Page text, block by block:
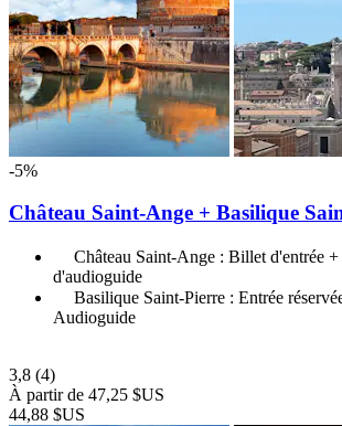
-5%
Château Saint-Ange + Basilique
Château Saint-Ange : Billet d'entrée
d'audioguide
Basilique Saint-Pierre : Entrée
Audioguide
3,8 (4)
À partir de 47,25 $US
44,88 $US